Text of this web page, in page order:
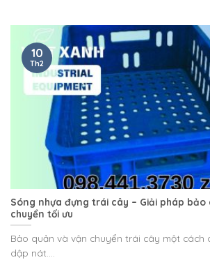
Sóng nhựa đựng trái cây – Giải pháp bảo
chuyển tối ưu
Bảo quản và vận chuyển trái cây một cách
dập nát....
10
Th2